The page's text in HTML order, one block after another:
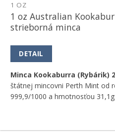
1 OZ
1 oz Australian
strieborná minca
DETAIL
Minca Kookaburra (Rybárik)
štátnej mincovni Perth Mint od
999,9/1000 a hmotnosťou 31,1g.